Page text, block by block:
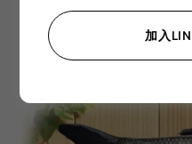
加入